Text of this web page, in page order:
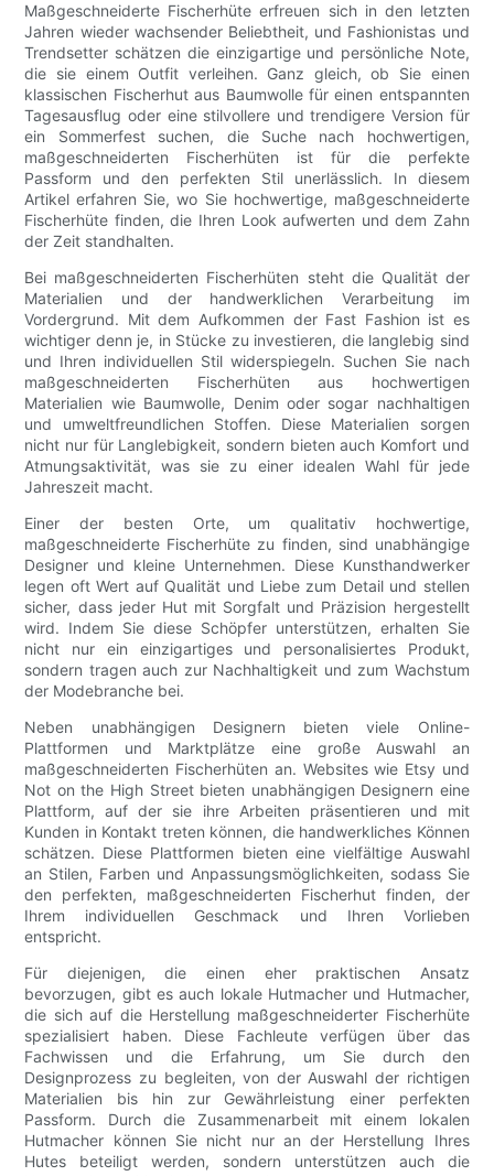
Maßgeschneiderte Fischerhüte erfreuen sich in den letzten
Jahren wieder wachsender Beliebtheit, und Fashionistas und
Trendsetter schätzen die einzigartige und persönliche Note,
die sie einem Outfit verleihen. Ganz gleich, ob Sie einen
klassischen Fischerhut aus Baumwolle für einen entspannten
Tagesausflug oder eine stilvollere und trendigere Version für
ein Sommerfest suchen, die Suche nach hochwertigen,
maßgeschneiderten Fischerhüten ist für die perfekte
Passform und den perfekten Stil unerlässlich. In diesem
Artikel erfahren Sie, wo Sie hochwertige, maßgeschneiderte
Fischerhüte finden, die Ihren Look aufwerten und dem Zahn
der Zeit standhalten.
Bei maßgeschneiderten Fischerhüten steht die Qualität der
Materialien und der handwerklichen Verarbeitung im
Vordergrund. Mit dem Aufkommen der Fast Fashion ist es
wichtiger denn je, in Stücke zu investieren, die langlebig sind
und Ihren individuellen Stil widerspiegeln. Suchen Sie nach
maßgeschneiderten Fischerhüten aus hochwertigen
Materialien wie Baumwolle, Denim oder sogar nachhaltigen
und umweltfreundlichen Stoffen. Diese Materialien sorgen
nicht nur für Langlebigkeit, sondern bieten auch Komfort und
Atmungsaktivität, was sie zu einer idealen Wahl für jede
Jahreszeit macht.
Einer der besten Orte, um qualitativ hochwertige,
maßgeschneiderte Fischerhüte zu finden, sind unabhängige
Designer und kleine Unternehmen. Diese Kunsthandwerker
legen oft Wert auf Qualität und Liebe zum Detail und stellen
sicher, dass jeder Hut mit Sorgfalt und Präzision hergestellt
wird. Indem Sie diese Schöpfer unterstützen, erhalten Sie
nicht nur ein einzigartiges und personalisiertes Produkt,
sondern tragen auch zur Nachhaltigkeit und zum Wachstum
der Modebranche bei.
Neben unabhängigen Designern bieten viele Online-
Plattformen und Marktplätze eine große Auswahl an
maßgeschneiderten Fischerhüten an. Websites wie Etsy und
Not on the High Street bieten unabhängigen Designern eine
Plattform, auf der sie ihre Arbeiten präsentieren und mit
Kunden in Kontakt treten können, die handwerkliches Können
schätzen. Diese Plattformen bieten eine vielfältige Auswahl
an Stilen, Farben und Anpassungsmöglichkeiten, sodass Sie
den perfekten, maßgeschneiderten Fischerhut finden, der
Ihrem individuellen Geschmack und Ihren Vorlieben
entspricht.
Für diejenigen, die einen eher praktischen Ansatz
bevorzugen, gibt es auch lokale Hutmacher und Hutmacher,
die sich auf die Herstellung maßgeschneiderter Fischerhüte
spezialisiert haben. Diese Fachleute verfügen über das
Fachwissen und die Erfahrung, um Sie durch den
Designprozess zu begleiten, von der Auswahl der richtigen
Materialien bis hin zur Gewährleistung einer perfekten
Passform. Durch die Zusammenarbeit mit einem lokalen
Hutmacher können Sie nicht nur an der Herstellung Ihres
Hutes beteiligt werden, sondern unterstützen auch die